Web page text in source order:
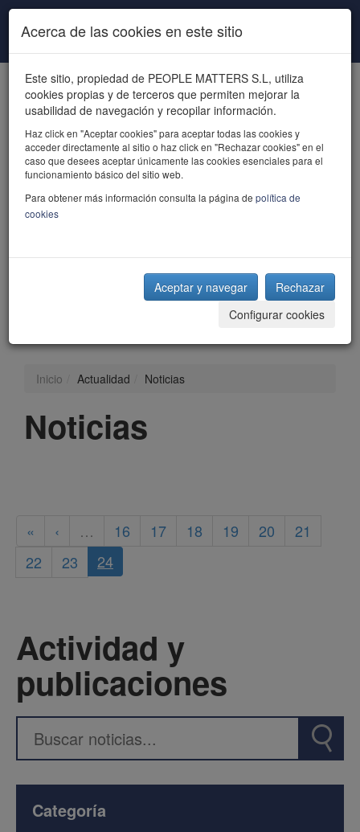
Pasar al contenido principal
powered by talent
Inicio Actualidad Noticias
Noticias
« ‹ … 16 17 18 19 20
21
22
23 24
Actividad y
publicaciones
Categoría
Acerca de las cookies en este sitio
Este sitio, propiedad de PEOPLE MATTERS S.L, utiliza
cookies propias y de terceros que permiten mejorar la
usabilidad de navegación y recopilar información.
Haz click en "Aceptar cookies" para aceptar todas las cookies y
acceder directamente al sitio o haz click en "Rechazar cookies" en el
caso que desees aceptar únicamente las cookies esenciales para el
funcionamiento básico del sitio web.
Para obtener más información consulta la página de política de
cookies
Aceptar y navegar
Rechazar
Configurar cookies